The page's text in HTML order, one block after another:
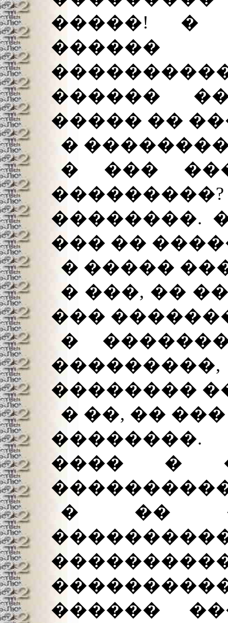
�����! �
������
������
����� ��
�
� ���
��������.
��� ��
� �����
� ���, ��
���
�
��������
� ��, ��
���� �
� ��
������